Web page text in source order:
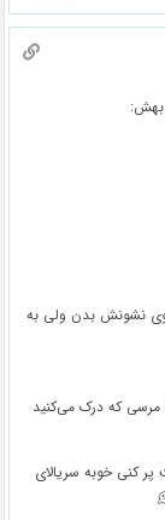
بهش:
نشونش بدن ولی به
مرسی که درک می‌کنید
کنی خوبه سریالای